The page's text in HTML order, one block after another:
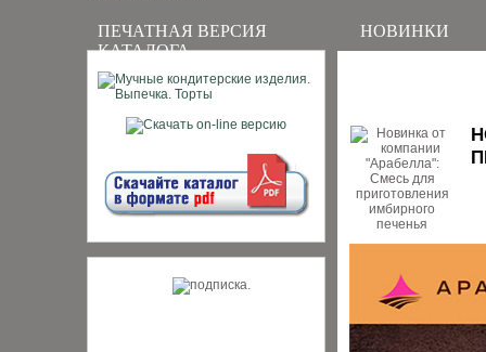
ПЕЧАТНАЯ ВЕРСИЯ
КАТАЛОГА
НОВИНКИ